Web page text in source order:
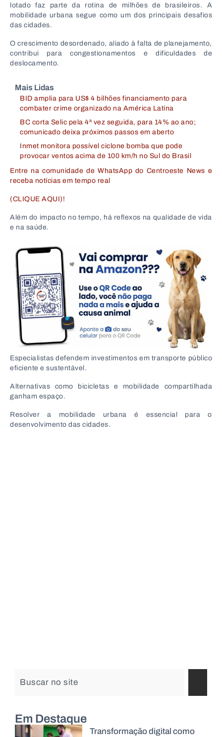
lotado faz parte da rotina de milhões de brasileiros. A
mobilidade urbana segue como um dos principais desafios
das cidades.
O crescimento desordenado, aliado à falta de planejamento,
contribui para congestionamentos e dificuldades de
deslocamento.
Mais Lidas
BID amplia para US$ 4 bilhões financiamento para
combater crime organizado na América Latina
BC corta Selic pela 4ª vez seguida, para 14% ao ano;
comunicado deixa próximos passos em aberto
Inmet monitora possível ciclone bomba que pode
provocar ventos acima de 100 km/h no Sul do Brasil
Entre na comunidade de WhatsApp do Centroeste News e
receba notícias em tempo real
(CLIQUE AQUI)!
Além do impacto no tempo, há reflexos na qualidade de vida
e na saúde.
Especialistas defendem investimentos em transporte público
eficiente e sustentável.
Alternativas como bicicletas e mobilidade compartilhada
ganham espaço.
Resolver a mobilidade urbana é essencial para o
desenvolvimento das cidades.
Em Destaque
Transformação digital como